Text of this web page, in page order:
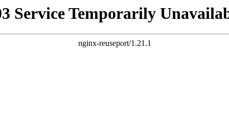
Service Temporarily
nginx-reuseport/1.21.1